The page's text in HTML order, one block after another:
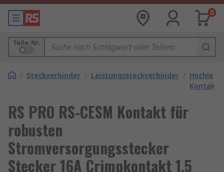
0
Teile-Nr.
/ Steckverbinder / Leistungssteckverbinder /
Kontakte
RS PRO RS-CESM Kontakt für
robusten
Stromversorgungsstecker
Stecker 16A Crimpkontakt 1.5